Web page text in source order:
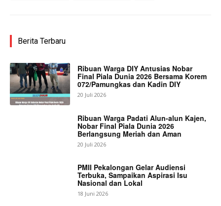
Berita Terbaru
Ribuan Warga DIY Antusias Nobar
Final Piala Dunia 2026 Bersama Korem
072/Pamungkas dan Kadin DIY
20 Juli 2026
Ribuan Warga Padati Alun-alun Kajen,
Nobar Final Piala Dunia 2026
Berlangsung Meriah dan Aman
20 Juli 2026
PMII Pekalongan Gelar Audiensi
Terbuka, Sampaikan Aspirasi Isu
Nasional dan Lokal
18 Juni 2026